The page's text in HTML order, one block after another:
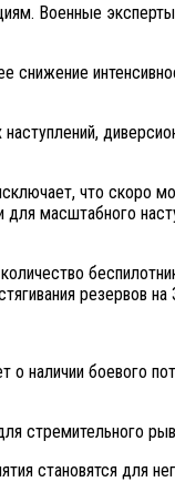
Военные
что скоро
для масштабного
резервов
боевого
стремительного
становятся для